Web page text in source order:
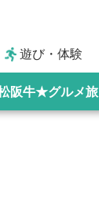
遊び・体験
阪牛★グルメ旅